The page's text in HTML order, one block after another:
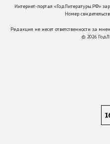
Интернет-портал «ГодЛитературы.РФ»
Номер
Редакция не несет ответственности за
© 2026